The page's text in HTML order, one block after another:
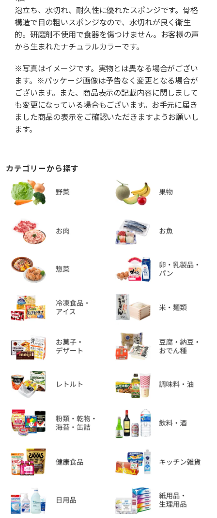
泡立ち、水切れ、耐久性に優れたスポンジです。骨格
構造で目の粗いスポンジなので、水切れが良く衛生
的。研磨剤不使用で食器を傷つけません。お客様の声
から生まれたナチュラルカラーです。
※写真はイメージです。実物とは異なる場合がござい
ます。※パッケージ画像は予告なく変更となる場合が
ございます。また、商品表示の記載内容に関しまして
も変更になっている場合もございます。お手元に届き
ました商品の表示をご確認いただきますようお願いし
ます。
カテゴリーから探す